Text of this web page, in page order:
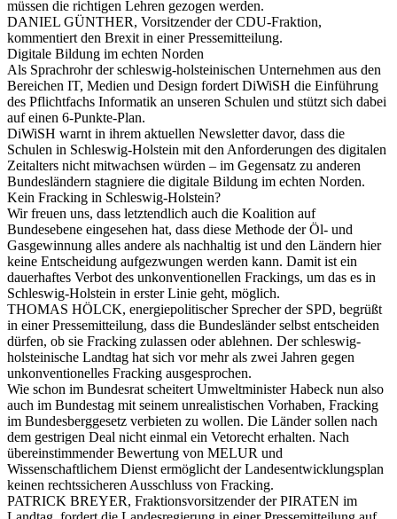
müssen die richtigen Lehren gezogen werden.
DANIEL GÜNTHER, Vorsitzender der CDU-Fraktion,
kommentiert den Brexit in einer Pressemitteilung.
Digitale Bildung im echten Norden
Als Sprachrohr der schleswig-holsteinischen Unternehmen aus den
Bereichen IT, Medien und Design fordert DiWiSH die Einführung
des Pflichtfachs Informatik an unseren Schulen und stützt sich dabei
auf einen 6-Punkte-Plan.
DiWiSH warnt in ihrem aktuellen Newsletter davor, dass die
Schulen in Schleswig-Holstein mit den Anforderungen des digitalen
Zeitalters nicht mitwachsen würden – im Gegensatz zu anderen
Bundesländern stagniere die digitale Bildung im echten Norden.
Kein Fracking in Schleswig-Holstein?
Wir freuen uns, dass letztendlich auch die Koalition auf
Bundesebene eingesehen hat, dass diese Methode der Öl- und
Gasgewinnung alles andere als nachhaltig ist und den Ländern hier
keine Entscheidung aufgezwungen werden kann. Damit ist ein
dauerhaftes Verbot des unkonventionellen Frackings, um das es in
Schleswig-Holstein in erster Linie geht, möglich.
THOMAS HÖLCK, energiepolitischer Sprecher der SPD, begrüßt
in einer Pressemitteilung, dass die Bundesländer selbst entscheiden
dürfen, ob sie Fracking zulassen oder ablehnen. Der schleswig-
holsteinische Landtag hat sich vor mehr als zwei Jahren gegen
unkonventionelles Fracking ausgesprochen.
Wie schon im Bundesrat scheitert Umweltminister Habeck nun also
auch im Bundestag mit seinem unrealistischen Vorhaben, Fracking
im Bundesberggesetz verbieten zu wollen. Die Länder sollen nach
dem gestrigen Deal nicht einmal ein Vetorecht erhalten. Nach
übereinstimmender Bewertung von MELUR und
Wissenschaftlichem Dienst ermöglicht der Landesentwicklungsplan
keinen rechtssicheren Ausschluss von Fracking.
PATRICK BREYER, Fraktionsvorsitzender der PIRATEN im